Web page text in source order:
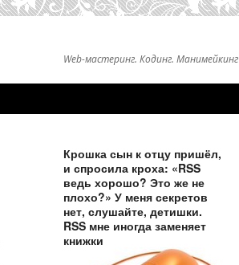
Web-мастеринг. Кодинг. Манимейкинг
Крошка сын к отцу пришёл,
и спросила кроха: «RSS
ведь хорошо? Это же не
плохо?» У меня секретов
нет, слушайте, детишки.
RSS мне иногда заменяет
книжки